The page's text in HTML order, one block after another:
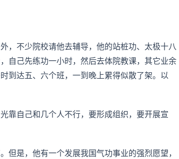
，不少院校请他去辅导，他的站桩功、太极十八
自己先练功一小时，然后去体院教课，其它业余
到达五、六个班，一到晚上累得似散了架。以
靠自己和几个人不行，要形成组织，要开展宣
是，他有一个发展我国气功事业的强烈愿望，